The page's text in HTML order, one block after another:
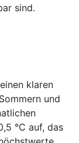
sind.
klaren
und
°C auf, das